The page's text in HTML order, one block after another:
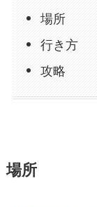
場所
行き方
攻略
場所